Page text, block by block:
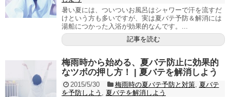
暑い夏には、ついついお風呂はシャワーで汗を流すだ
けという方も多いですが、実は夏バテ予防＆解消には
湯船につかった入浴が効果的なんです。...
記事を読む
梅雨時から始める、夏バテ防止に効果的
なツボの押し方！ | 夏バテを解消しよう
2015/5/30 梅雨時の夏バテ予防と対策, 夏バテ
を予防しよう
夏バテを解消しよう